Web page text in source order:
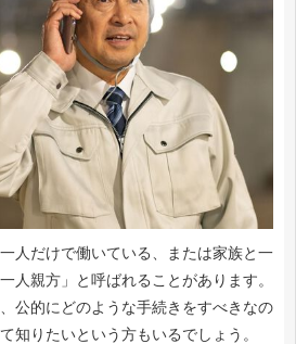
人だけで働いている、または家族と一
人親方」と呼ばれることがあります。
公的にどのような手続きをすべきなの
知りたいという方もいるでしょう。